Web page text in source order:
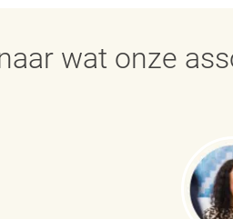
wat onze